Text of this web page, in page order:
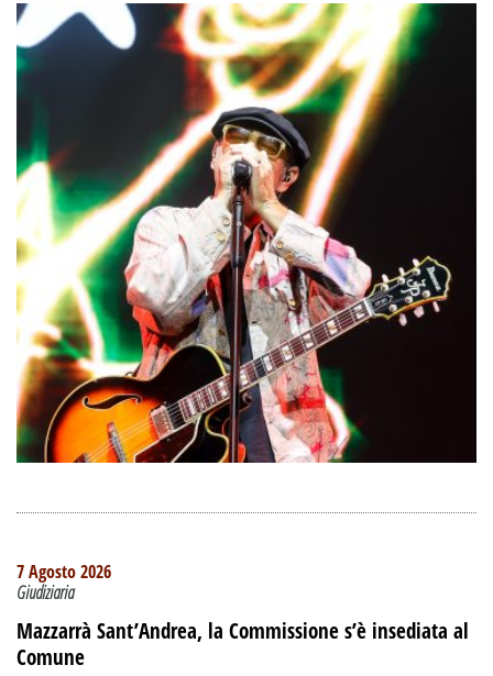
7 Agosto 2026
Giudiziaria
Mazzarrà Sant’Andrea, la Commissione s’è insediata al
Comune